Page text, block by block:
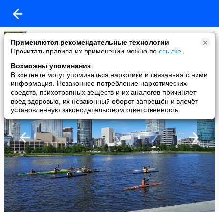
Применяются рекомендательные технологии
Прочитать правила их применении можно по ссылке
Возможны упоминания
В контенте могут упоминаться наркотики и связанная с ними
информация. Незаконное потребление наркотических
средств, психотропных веществ и их аналогов причиняет
вред здоровью, их незаконный оборот запрещён и влечёт
установленную законодательством ответственность
***
added a photo
27 May в 18:17